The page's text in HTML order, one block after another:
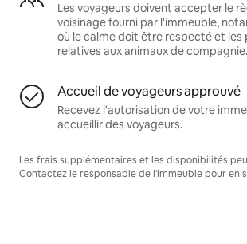
Les voyageurs doivent accepter le
voisinage fourni par l'immeuble,
où le calme doit être respecté et les
relatives aux animaux de compagnie.
Accueil de voyageurs approuvé
Recevez l'autorisation de votre
accueillir des voyageurs.
Les frais supplémentaires et les disponibilités
Contactez le responsable de l'immeuble pour en